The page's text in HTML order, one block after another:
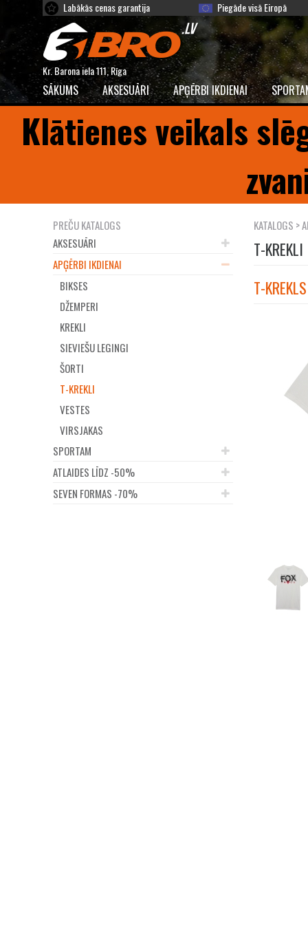
Labākās cenas garantija Piegāde visā Eiropā
Kr. Barona iela 111, Rīga
SĀKUMS AKSESUĀRI APĢĒRBI IKDIENAI
Klātienes veikals
PREČU KATALOGS
AKSESUĀRI
APĢĒRBI IKDIENAI
BIKSES
DŽEMPERI
KREKLI
SIEVIEŠU LEGINGI
ŠORTI
T-KREKLI
VESTES
VIRSJAKAS
SPORTAM
ATLAIDES LĪDZ -50%
SEVEN FORMAS -70%
KATALOGS >
T-KREKLI
T-